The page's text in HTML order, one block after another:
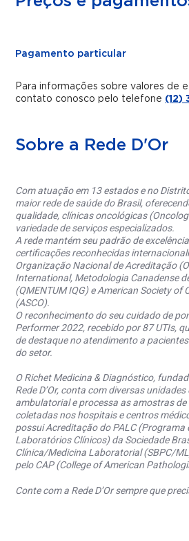
Pagamento particular
Para informações sobre valores de
contato conosco pelo telefone (12)
Sobre a Rede D'Or
Com atuação em 13 estados e no
maior rede de saúde do Brasil,
qualidade, clínicas oncológicas
variedade de serviços especializados.
A rede mantém seu padrão de
certificações reconhecidas
Organização Nacional de Acreditação
International, Metodologia Canadense
(QMENTUM IQG) e American Society of
(ASCO).
O reconhecimento do seu cuidado de
Performer 2022, recebido por 87 UTIs,
de destaque no atendimento a
do setor.
O Richet Medicina & Diagnóstico,
Rede D’Or, conta com diversas
ambulatorial e processa as amostras
coletadas nos hospitais e centros
possui Acreditação do PALC (Programa
Laboratórios Clínicos) da Sociedade
Clínica/Medicina Laboratorial (SBPC/
pelo CAP (College of American
Conte com a Rede D’Or sempre que